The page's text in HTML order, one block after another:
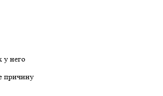
у него
причину